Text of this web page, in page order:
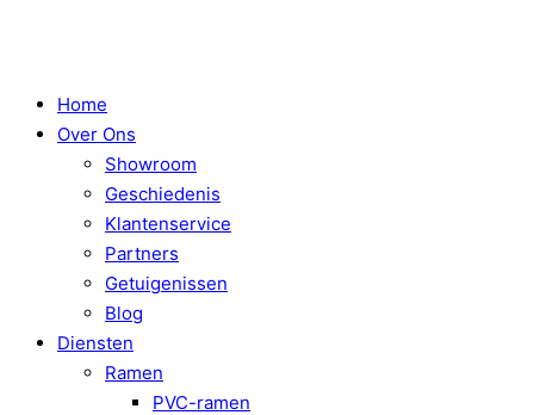
Home
Over Ons
Showroom
Geschiedenis
Klantenservice
Partners
Getuigenissen
Blog
Diensten
Ramen
PVC-ramen